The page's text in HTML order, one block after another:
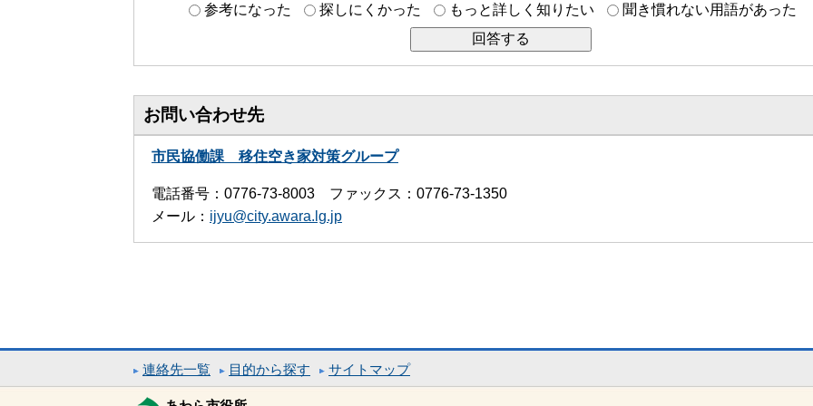
参考になった 探しにくかった もっと詳しく知りたい 聞き慣れない用語があった
お問い合わせ先
市民協働課 移住空き家対策グループ
電話番号：0776-73-8003 ファックス：0776-73-1350
メール： ijyu@city.awara.lg.jp
連絡先一覧 目的から探す サイトマップ